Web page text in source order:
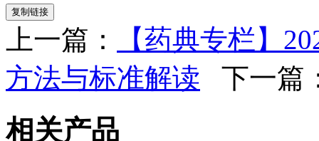
复制链接
上一篇：
【药典专栏】
方法与标准解读 下一篇
相关产品